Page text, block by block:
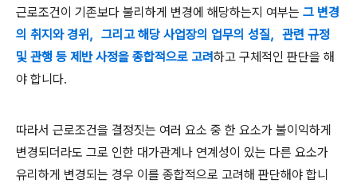
근로조건이 기존보다 불리하게 변경에 해당하는지 여부는 그 변경
의 취지와 경위 ，그리고 해당 사업장의 업무의 성질， 관련 규정
및 관행 등 제반 사정을 종합적으로 고려하고 구체적인 판단을 해
야 합니다.
따라서 근로조건을 결정짓는 여러 요소 중 한 요소가 불이익하게
변경되더라도 그로 인한 대가관계나 연계성이 있는 다른 요소가
유리하게 변경되는 경우 이를 종합적으로 고려해 판단해야 합니